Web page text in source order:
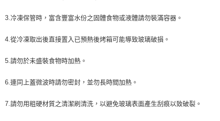
3.冷凍保管時，富含豐富水份之固體食物或液體請勿裝滿容器。
4.從冷凍取出後直接置入已預熱後烤箱可能導致玻璃破損。
5.請勿於未盛裝食物時加熱。
6.連同上蓋微波時請勿密封，並勿長時間加熱。
7.請勿用粗硬材質之清潔刷清洗，以避免玻璃表面產生刮痕以致破裂。